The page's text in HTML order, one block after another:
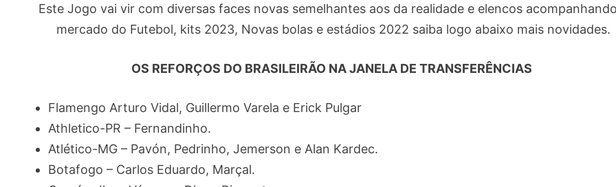
Este Jogo vai vir com diversas faces novas semelhantes aos da realidade e elencos
mercado do Futebol, kits 2023, Novas bolas e estádios 2022 saiba logo abaixo mais novidades.
OS REFORÇOS DO BRASILEIRÃO NA JANELA DE TRANSFERÊNCIAS
Flamengo Arturo Vidal, Guillermo Varela e Erick Pulgar
Athletico-PR – Fernandinho.
Atlético-MG – Pavón, Pedrinho, Jemerson e Alan Kardec.
Botafogo – Carlos Eduardo, Marçal.